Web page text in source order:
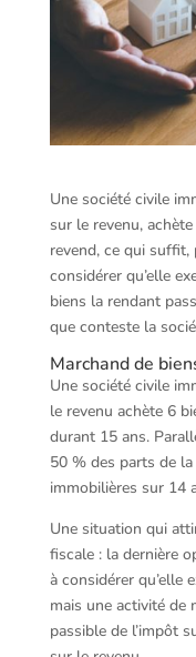
Une société civile
sur le revenu,
revend, ce qui suffit,
considérer qu’elle
biens la rendant
que conteste la
Marchand de
Une société civile
le revenu achète 6
durant 15 ans.
50 % des parts de
immobilières sur 14
Une situation qui
fiscale : la dernière
à considérer qu’elle
mais une activité de
passible de l’impôt